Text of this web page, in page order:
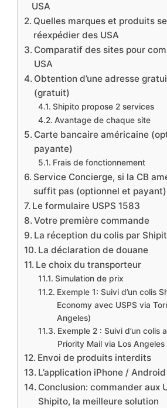
USA
Quelles marques et produits
réexpédier des USA
Comparatif des sites pour
USA
Obtention d’une adresse
(gratuit)
Shipito propose 2 services
Avantage de chaque site
Carte bancaire américaine
payante)
Frais de fonctionnement
Service Concierge, si la CB
suffit pas (optionnel et payant)
Le formulaire USPS 1583
Votre première commande
La réception du colis par
La déclaration de douane
Le choix du transporteur
Simulation de prix
Exemple 1: Suivi d’un colis
Economy avec USPS via
Angeles)
Exemple 2 : Suivi d’un colis
Priority Mail via Los Angeles
Envoi de produits interdits
L’application iPhone / Android
Conclusion: commander aux
Shipito, la meilleure solution